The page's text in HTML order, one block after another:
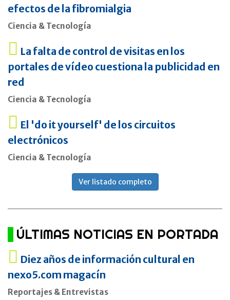
efectos de la fibromialgia
Ciencia & Tecnología
La falta de control de visitas en los
portales de vídeo cuestiona la publicidad en
red
Ciencia & Tecnología
El 'do it yourself' de los circuitos
electrónicos
Ciencia & Tecnología
Ver listado completo
ÚLTIMAS NOTICIAS EN PORTADA
Diez años de información cultural en
nexo5.com magacín
Reportajes & Entrevistas